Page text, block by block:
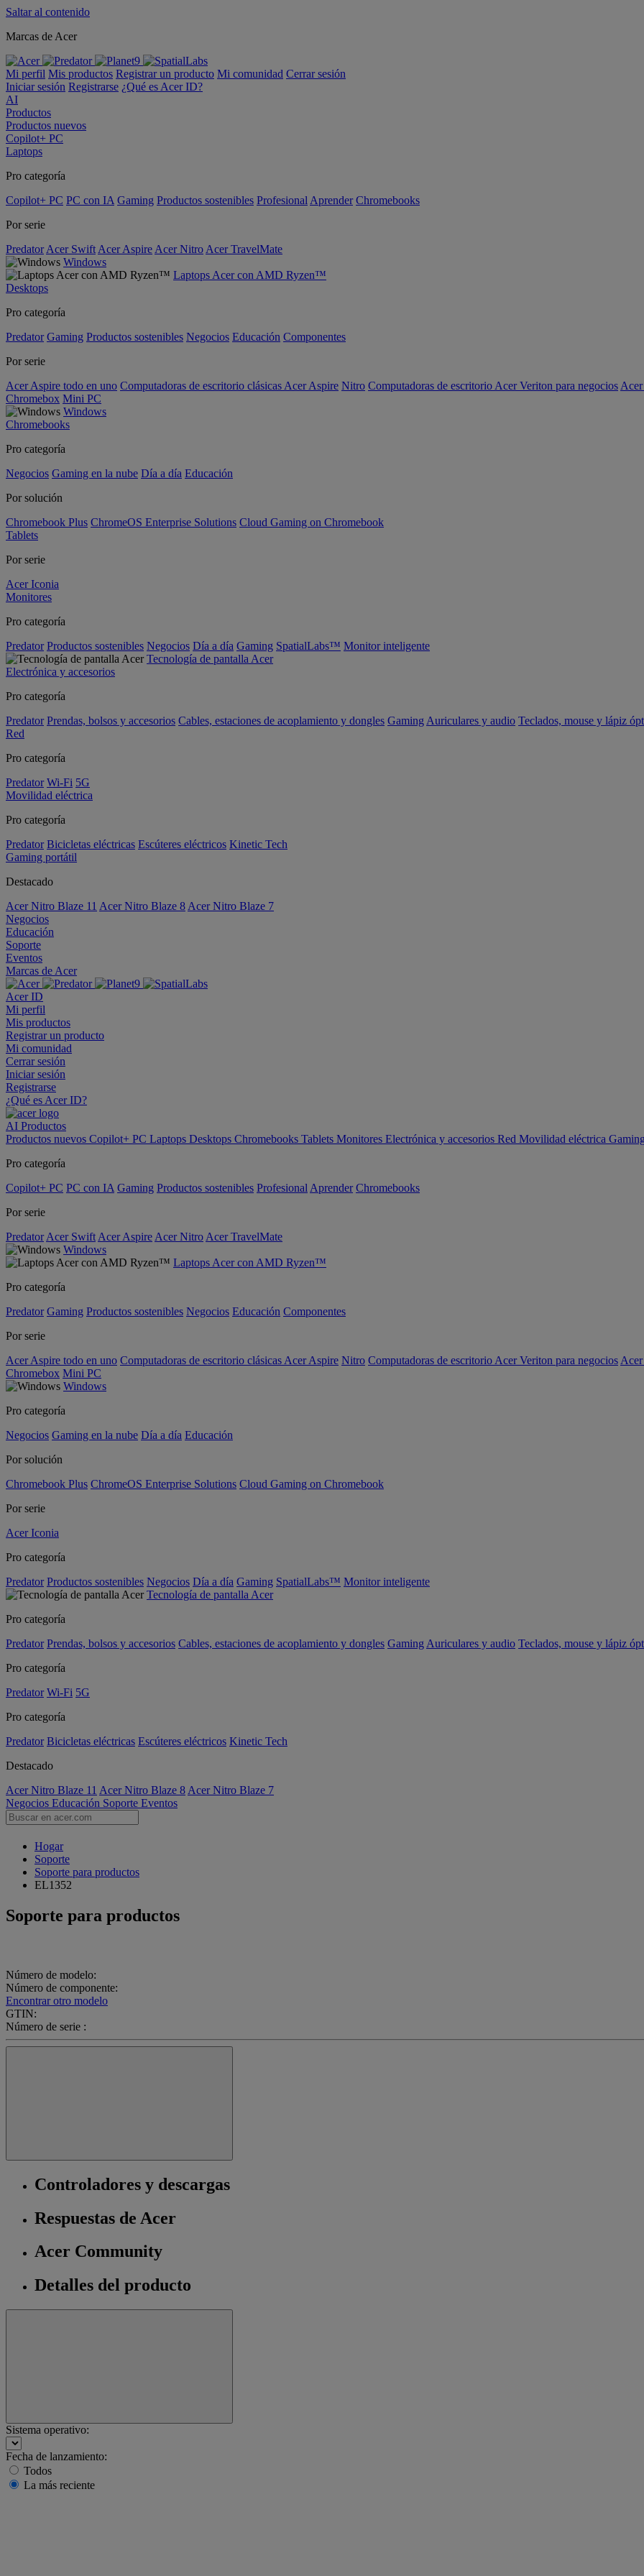
Saltar al contenido
Marcas de Acer
Mi perfil Mis productos Registrar un producto Mi comunidad Cerrar sesión
Iniciar sesión Registrarse ¿Qué es Acer ID?
AI
Productos
Productos nuevos
Copilot+ PC
Laptops
Pro categoría
Copilot+ PC PC con IA Gaming Productos sostenibles Profesional Aprender Chromebooks
Por serie
Predator Acer Swift Acer Aspire Acer Nitro Acer TravelMate
Windows
Laptops Acer con AMD Ryzen™
Desktops
Pro categoría
Predator Gaming Productos sostenibles Negocios Educación Componentes
Por serie
Acer Aspire todo en uno Computadoras de escritorio clásicas Acer Aspire Nitro Computadoras de escritorio Acer Veriton para negocios
Chromebox Mini PC
Windows
Chromebooks
Pro categoría
Negocios Gaming en la nube Día a día Educación
Por solución
Chromebook Plus ChromeOS Enterprise Solutions Cloud Gaming on Chromebook
Tablets
Por serie
Acer Iconia
Monitores
Pro categoría
Predator Productos sostenibles Negocios Día a día Gaming SpatialLabs™ Monitor inteligente
Tecnología de pantalla Acer
Electrónica y accesorios
Pro categoría
Predator Prendas, bolsos y accesorios Cables, estaciones de acoplamiento y dongles Gaming Auriculares y audio Teclados, mouse y lápiz
Red
Pro categoría
Predator Wi-Fi 5G
Movilidad eléctrica
Pro categoría
Predator Bicicletas eléctricas Escúteres eléctricos Kinetic Tech
Gaming portátil
Destacado
Acer Nitro Blaze 11 Acer Nitro Blaze 8 Acer Nitro Blaze 7
Negocios
Educación
Soporte
Eventos
Marcas de Acer
Acer ID
Mi perfil
Mis productos
Registrar un producto
Mi comunidad
Cerrar sesión
Iniciar sesión
Registrarse
¿Qué es Acer ID?
AI Productos
Productos nuevos Copilot+ PC Laptops Desktops Chromebooks Tablets Monitores Electrónica y accesorios Red Movilidad eléctrica
Pro categoría
Copilot+ PC PC con IA Gaming Productos sostenibles Profesional Aprender Chromebooks
Por serie
Predator Acer Swift Acer Aspire Acer Nitro Acer TravelMate
Windows
Laptops Acer con AMD Ryzen™
Pro categoría
Predator Gaming Productos sostenibles Negocios Educación Componentes
Por serie
Acer Aspire todo en uno Computadoras de escritorio clásicas Acer Aspire Nitro Computadoras de escritorio Acer Veriton para negocios
Chromebox Mini PC
Windows
Pro categoría
Negocios Gaming en la nube Día a día Educación
Por solución
Chromebook Plus ChromeOS Enterprise Solutions Cloud Gaming on Chromebook
Por serie
Acer Iconia
Pro categoría
Predator Productos sostenibles Negocios Día a día Gaming SpatialLabs™ Monitor inteligente
Tecnología de pantalla Acer
Pro categoría
Predator Prendas, bolsos y accesorios Cables, estaciones de acoplamiento y dongles Gaming Auriculares y audio Teclados, mouse y lápiz
Pro categoría
Predator Wi-Fi 5G
Pro categoría
Predator Bicicletas eléctricas Escúteres eléctricos Kinetic Tech
Destacado
Acer Nitro Blaze 11 Acer Nitro Blaze 8 Acer Nitro Blaze 7
Negocios Educación Soporte Eventos
Hogar
Soporte
Soporte para productos
EL1352
Soporte para productos
Número de modelo:
Número de componente:
Encontrar otro modelo
GTIN:
Número de serie :
Controladores y descargas
Respuestas de Acer
Acer Community
Detalles del producto
Sistema operativo:
Fecha de lanzamiento:
Todos
La más reciente